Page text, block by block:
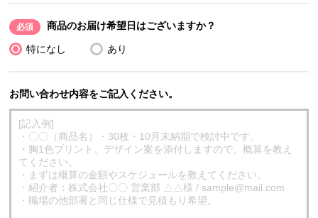
必須 商品のお届け希望日はございますか？
特になし あり
お問い合わせ内容をご記入ください。